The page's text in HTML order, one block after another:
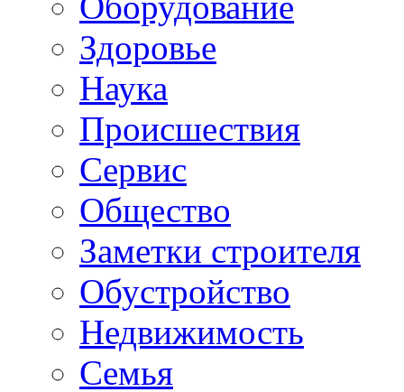
Здоровье
Наука
Происшествия
Сервис
Общество
Заметки строителя
Обустройство
Недвижимость
Семья